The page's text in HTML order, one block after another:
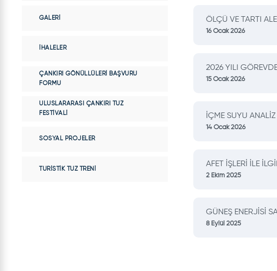
ÖLÇÜ VE TARTI
16 Ocak 2026
2026 YILI
15 Ocak 2026
İÇME SUYU
14 Ocak 2026
AFET İŞLERİ İLE
2 Ekim 2025
GÜNEŞ ENERJİSİ
8 Eylül 2025
GALERI
İHALELER
ÇANKIRI GÖNÜLLÜLERI BAŞVURU
FORMU
ULUSLARARASI ÇANKIRI TUZ
FESTIVALI
SOSYAL PROJELER
TURISTIK TUZ TRENI